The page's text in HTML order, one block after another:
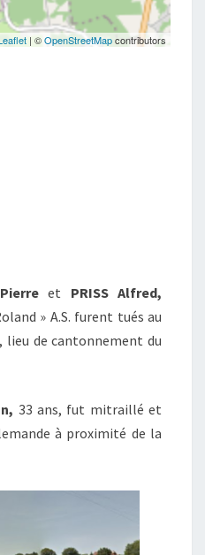
| ©OpenStreetMapcontributors
Pierreet PRISS Alfred,
» A.S. furent tués au
lieu de cantonnement du
33 ans, fut mitraillé et
à proximité de la